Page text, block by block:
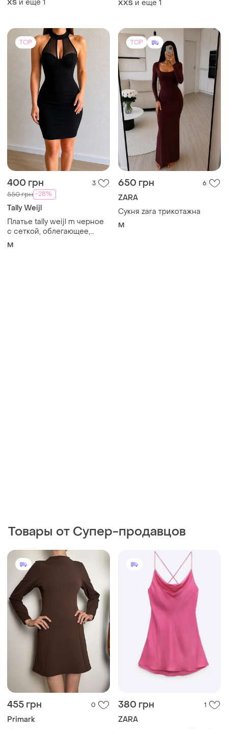
білим плісе знизу,спинка-
,український бренд staff,s
ХS и еще 1 XХS и еще 1
TOP
400 грн 3
550 грн -28%
Tally Weijl
Платье tally weijl m черное
с сеткой, облегающее,
вечернее
M
TOP
650 грн 6
ZARA
Сукня zara трикотажна
M
Товары от Супер-продавцов
455 грн 0
Primark
380 грн 1
ZARA